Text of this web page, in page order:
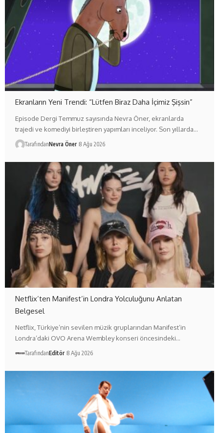
Ekranların Yeni Trendi: “Lütfen Biraz Daha İçimiz Şişsin”
Episode Dergi Temmuz sayısında Nevra Öner, ekranlarda
trajedi ve komediyi birleştiren yapımları inceliyor. Son yıllarda…
TarafındanNevra Öner 8 Ağu 2026
Netflix’ten Manifest’in Londra Yolculuğunu Anlatan
Belgesel
Netflix, Türkiye’nin sevilen müzik gruplarından Manifest’in
Londra’daki OVO Arena Wembley konseri öncesindeki…
TarafındanEditör 8 Ağu 2026